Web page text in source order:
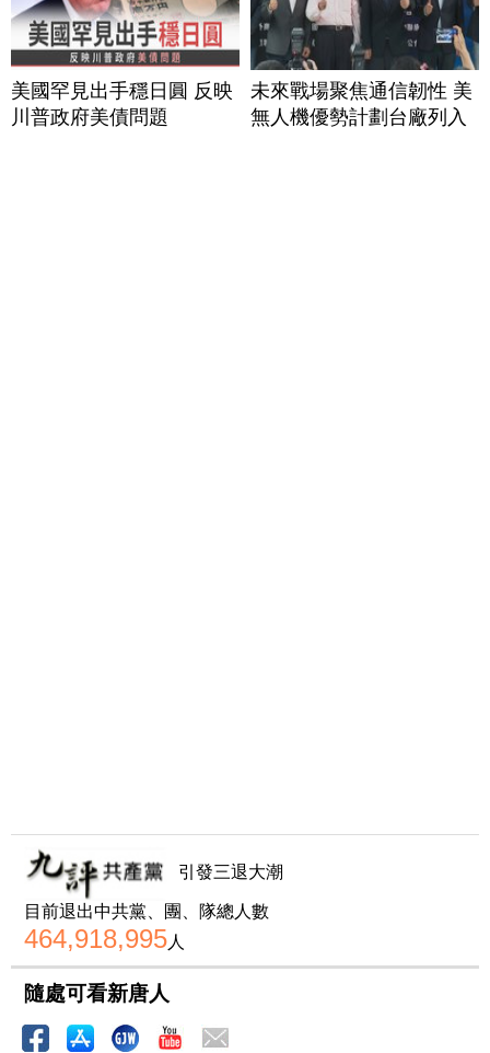
美國罕見出手穩日圓 反映
川普政府美債問題
未來戰場聚焦通信韌性 美
無人機優勢計劃台廠列入
引發三退大潮
目前退出中共黨、團、隊總人數
464,918,995人
隨處可看新唐人